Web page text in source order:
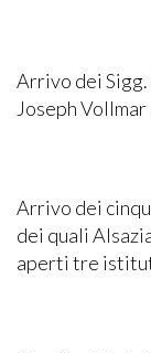
Arrivo dei Sigg.
Joseph Vollmar
Arrivo dei
dei quali
aperti tre